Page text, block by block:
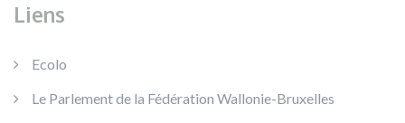
Liens
Ecolo
Le Parlement de la Fédération Wallonie-Bruxelles